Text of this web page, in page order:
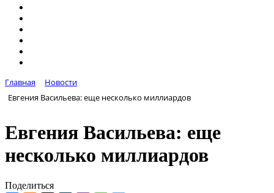
Главная
Новости
Евгения Васильева: еще несколько миллиардов
Евгения Васильева: еще
несколько миллиардов
Поделиться